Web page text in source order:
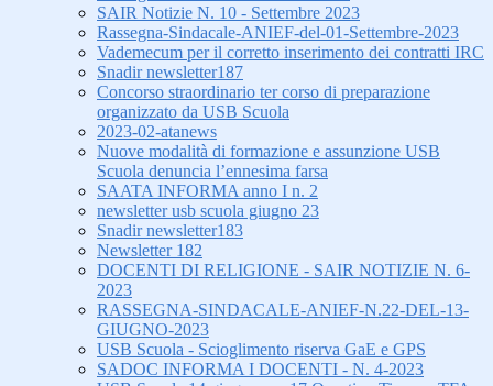
SAIR Notizie N. 10 - Settembre 2023
Rassegna-Sindacale-ANIEF-del-01-Settembre-2023
Vademecum per il corretto inserimento dei contratti IRC
Snadir newsletter187
Concorso straordinario ter corso di preparazione
organizzato da USB Scuola
2023-02-atanews
Nuove modalità di formazione e assunzione USB
Scuola denuncia l’ennesima farsa
SAATA INFORMA anno I n. 2
newsletter usb scuola giugno 23
Snadir newsletter183
Newsletter 182
DOCENTI DI RELIGIONE - SAIR NOTIZIE N. 6-
2023
RASSEGNA-SINDACALE-ANIEF-N.22-DEL-13-
GIUGNO-2023
USB Scuola - Scioglimento riserva GaE e GPS
SADOC INFORMA I DOCENTI - N. 4-2023